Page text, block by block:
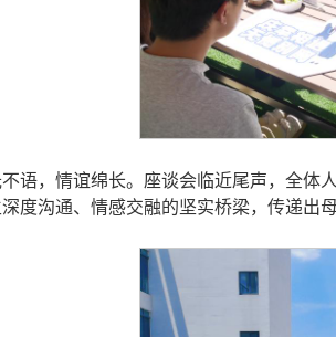
不语，情谊绵长。座谈会临近尾声，全体
度沟通、情感交融的坚实桥梁，传递出